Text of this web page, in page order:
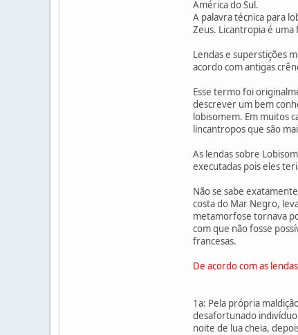
América do Sul.
A palavra técnica para
Zeus. Licantropia é
Lendas e superstições
acordo com antigas
Esse termo foi
descrever um bem
lobisomem. Em muitos
lincantropos que são
As lendas sobre
executadas pois eles
Não se sabe
costa do Mar Negro,
metamorfose tornava
com que não fosse
francesas.
De acordo com as
1a: Pela própria
desafortunado
noite de lua cheia,